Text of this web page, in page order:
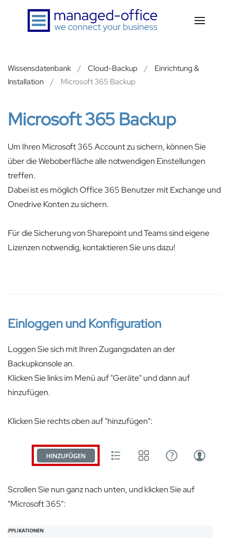
Zum Hauptinhalt springen
Wissensdatenbank Cloud-Backup
Einrichtung &
Installation
Microsoft 365 Backup
Microsoft 365 Backup
Um Ihren Microsoft 365 Account zu sichern, können Sie
über die Weboberfläche alle notwendigen Einstellungen
treffen.
Dabei ist es möglich Office 365 Benutzer mit Exchange und
Onedrive Konten zu sichern.
Für die Sicherung von Sharepoint und Teams sind eigene
Lizenzen notwendig, kontaktieren Sie uns dazu!
Einloggen und Konfiguration
Loggen Sie sich mit Ihren Zugangsdaten an der
Backupkonsole an.
Klicken Sie links im Menü auf "Geräte" und dann auf
hinzufügen.
Klicken Sie rechts oben auf "hinzufügen":
Scrollen Sie nun ganz nach unten, und klicken Sie auf
"Microsoft 365":